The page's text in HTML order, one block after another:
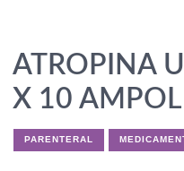
ATROPINA
X 10
PARENTERAL